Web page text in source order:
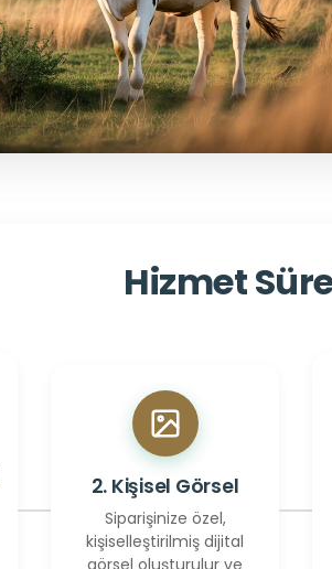
Hizmet
2. Kişisel Görsel
Siparişinize özel,
kişiselleştirilmiş dijital
görsel oluşturulur ve